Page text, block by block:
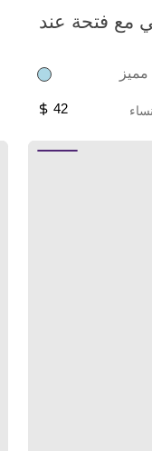
مع فتحة عند
42